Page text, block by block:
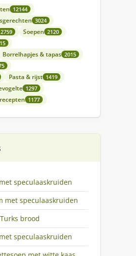
12144
3024
2759 Soepen 2120
Borrelhapjes & tapas 2015
Pasta & rijst 1419
1297
1177
speculaaskruiden
met speculaaskruiden
brood
speculaaskruiden